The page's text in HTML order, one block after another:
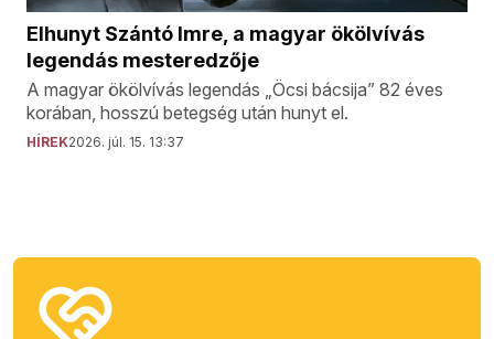
Elhunyt Szántó Imre, a magyar ökölvívás
legendás mesteredzője
A magyar ökölvívás legendás „Öcsi bácsija” 82 éves
korában, hosszú betegség után hunyt el.
HÍREK2026. júl. 15. 13:37